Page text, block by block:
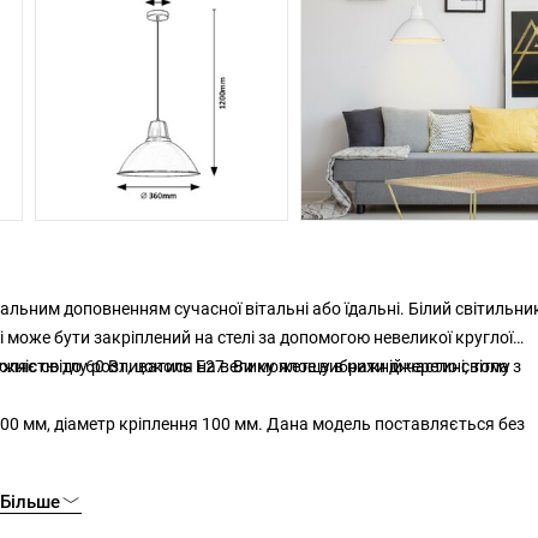
доповненням сучасної вітальні або їдальні. Білий
бути закріплений на стелі за допомогою невеликої круглої
світлу розливатися на велику площу в нижній частині, тому
до 60 Вт, цоколь Е27. Ви можете вибрати джерело світла з
мм, діаметр кріплення 100 мм. Дана модель поставляється без
Більше